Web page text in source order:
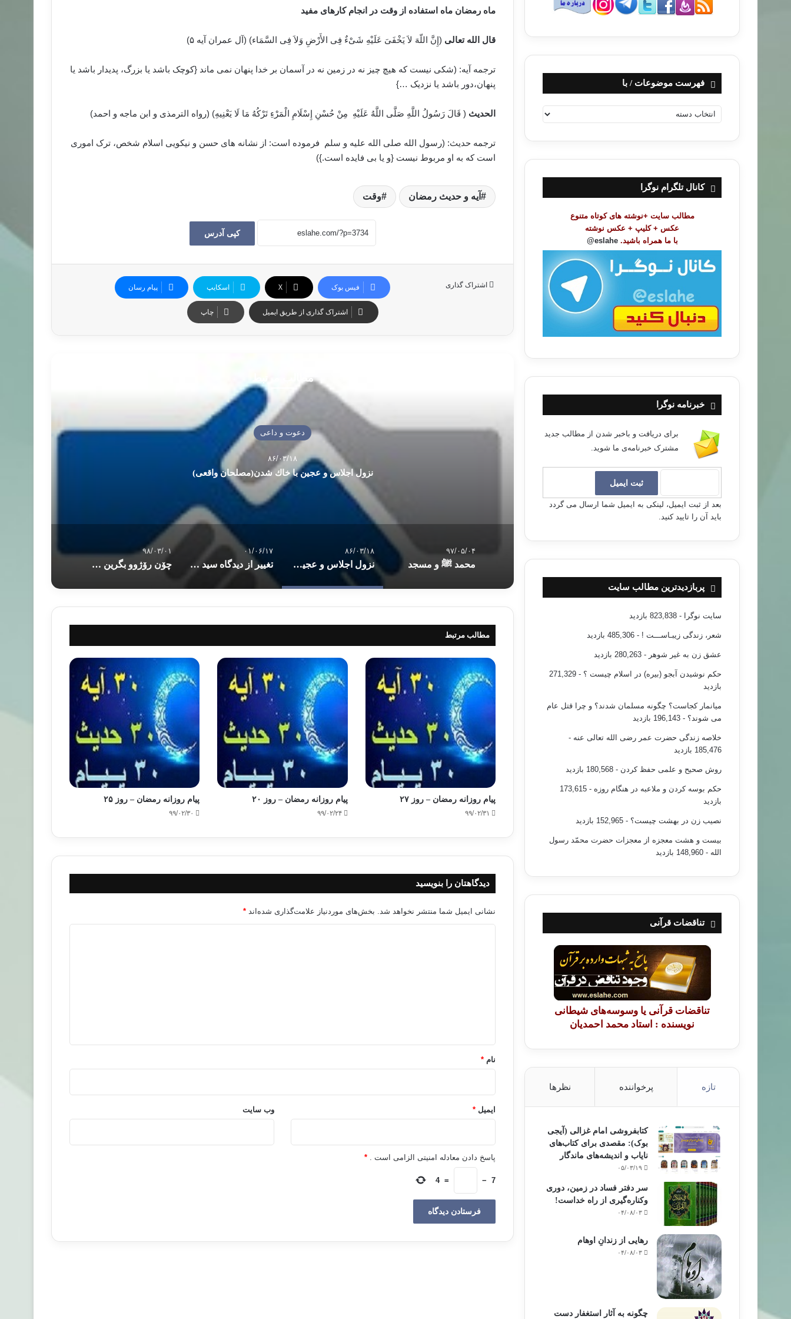
ماه رمضان ماه استفاده از وقت در انجام کارهای مفید
قال الله تعالی (إِنَّ اللّهَ لاَ یَخْفَىَ عَلَیْهِ شَیْءٌ فِی الأَرْضِ وَلاَ فِی السَّمَاء) (آل عمران آیه ۵)
ترجمه آیه: (شکی نیست که هیچ چیز نه در زمین نه در آسمان بر خدا پنهان نمی ماند {کوچک باشد یا بزرگ، پدیدار باشد یا
پنهان،دور باشد یا نزدیک …}
الحدیث ( قَالَ رَسُولُ اللَّهِ صَلَّى اللَّهُ عَلَیْهِ مِنْ حُسْنِ إِسْلَامِ الْمَرْءِ تَرْکُهُ مَا لَا یَعْنِیهِ) (رواه الترمذی و ابن ماجه و احمد)
ترجمه حدیث: (رسول الله صلی الله علیه و سلم فرموده است: از نشانه های حسن و نیکویی اسلام شخص، ترک اموری
است که به او مربوط نیست {و یا بی فایده است.})
آیه و حدیث رمضان وقت
کپی آدرس
اشتراک گذاری فیس بوک X اسکایپ پیام رسان
اشتراک گذاری از طریق ایمیل چاپ
مطالب مرتبط
محمد ﷺ و مسجد
دعوت و داعی
۸۶/۰۳/۱۸
نزول اجلاس و عجين با خاك شدن(مصلحان واقعی)
۹۷/۰۵/۰۴
محمد ﷺ و مسجد
۸۶/۰۳/۱۸
نزول اجلاس و عجين با خاك شدن(مصلحان واقعی)
۰۱/۰۶/۱۷
تغییر از دیدگاه سید قطب
۹۸/۰۳/۰۱
چۆن رۆژوو بگرین – ۱۵
مطالب مرتبط
پیام روزانه رمضان – روز ۲۷
۹۹/۰۲/۳۱
پیام روزانه رمضان – روز ۲۰
۹۹/۰۲/۲۴
پیام روزانه رمضان – روز ۲۵
۹۹/۰۲/۳۰
دیدگاهتان را بنویسید
نشانی ایمیل شما منتشر نخواهد شد. بخش‌های موردنیاز علامت‌گذاری شده‌اند *
نام *
ایمیل * وب‌ سایت
پاسخ دادن معادله امنیتی الزامی است . *
7
−
=
4
فهرست موضوعات / با
ه
ت
ض
کانال تلگرام نوگرا
مطالب سایت +نوشته های کوتاه متنوع
عکس + کلیپ + عکس نوشته
با ما همراه باشید. eslahe@
خبرنامه نوگرا
برای دریافت و باخبر شدن از مطالب جدید
مشترک خبرنامه‌ی ما شوید.
بعد از ثبت ایمیل، لینکی به ایمیل شما ارسال می گردد
باید آن را تایید کنید.
پربازدیدترین مطالب سایت
سایت نوگرا - 823,838 بازدید
شعر، زندگی زیبـاســـت ! - 485,306 بازدید
عشق زن به غیر شوهر - 280,263 بازدید
حکم نوشیدن آبجو (بیره) در اسلام چیست ؟
- 271,329
بازدید
میانمار کجاست؟ چگونه مسلمان شدند؟ و چرا قتل عام
می شوند؟ - 196,143 بازدید
خلاصه زندگی حضرت عمر رضی الله تعالی عنه -
185,476 بازدید
روش صحیح و علمی حفظ کردن - 180,568 بازدید
حکم بوسه کردن و ملاعبه در هنگام روزه
- 173,615
بازدید
نصیب زن در بهشت چیست؟ - 152,965 بازدید
بیست و هشت معجزه از معجزات حضرت محمّد رسول
الله - 148,960 بازدید
تناقضات قرآنی
تناقضات قرآنی یا وسوسه‌های شیطانی
نویسنده : استاد محمد احمدیان
تازه پرخواننده نظرها
کتابفروشی امام غزالی (آیجی
بوک): مقصدی برای کتاب‌های
نایاب و اندیشه‌های ماندگار
۰۵/۰۳/۱۹
سر دفتر فساد در زمین‌، دوری
وکناره‌گیری از راه خداست‌!
۰۴/۰۸/۰۳
رهایی از زندانِ اوهام
۰۴/۰۸/۰۳
چگونه به آثار استغفار دست